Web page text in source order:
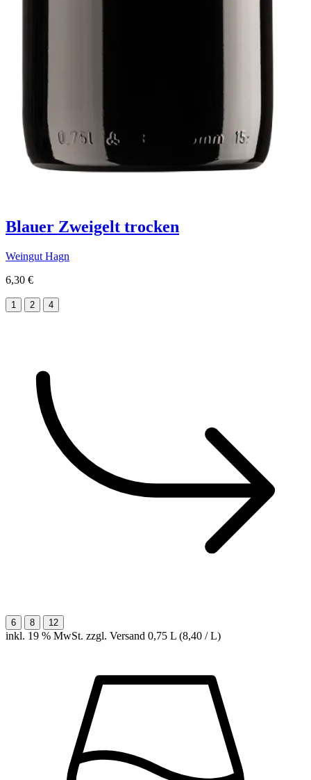
Blauer Zweigelt trocken
Weingut Hagn
6,30 €
1 2 4
6 8 12
inkl. 19 % MwSt. zzgl. Versand 0,75 L (8,40 / L)